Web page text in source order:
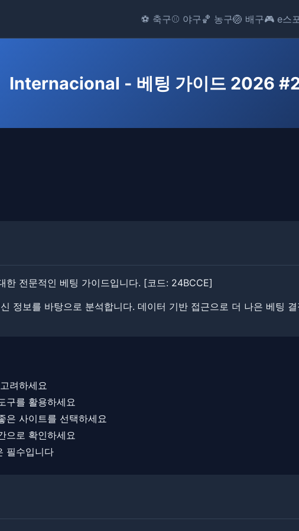
⚽ 축구⚾ 야구🏀 농구🏐 배구🎮 e스
Internacional - 베팅 가이드 2026
한 전문적인 베팅 가이드입니다. ​​[코드: 24BCCE]
정보를 바탕으로 분석합니다. ​데이터 기반 접근으로 더 나은 베팅
려하세요
구를 활용하세요
은 사이트를 선택하세요
으로 확인하세요
필수입니다